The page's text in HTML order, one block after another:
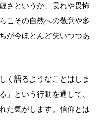
さというか、畏れや畏怖
こその自然への敬意や多
が今ほとんど失いつつあ
く語るようなことはしま
」という行動を通して、
た気がします。信仰とは